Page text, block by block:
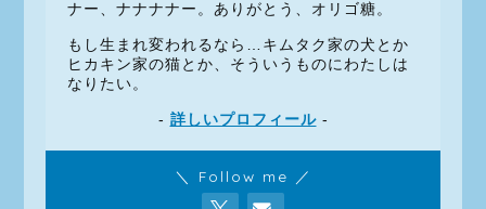
ナー、ナナナナー。ありがとう、オリゴ糖。
もし生まれ変われるなら…キムタク家の犬とか
ヒカキン家の猫とか、そういうものにわたしは
なりたい。
- 詳しいプロフィール-
＼ Follow me ／